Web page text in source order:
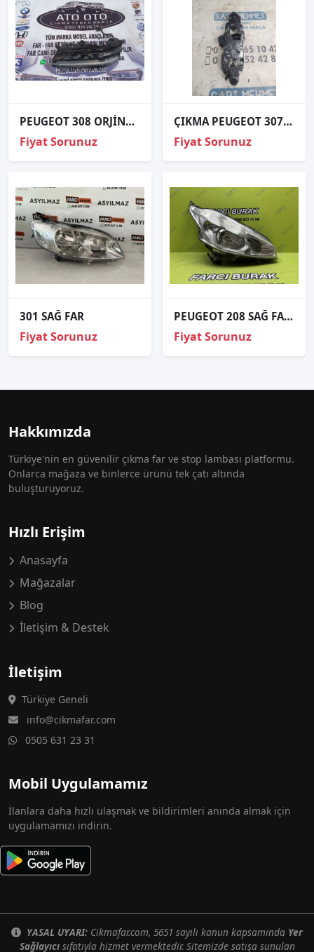
PEUGEOT 308 ORJİNAL ÇIKMA SAĞ GÜNDÜZ LEDİ
Fiyat Sorunuz
ÇIKMA PEUGEOT 307 SOL ARKA STOP DUYU
Fiyat Sorunuz
301 SAĞ FAR
Fiyat Sorunuz
PEUGEOT 208 SAĞ FAR ORJİNAL
Fiyat Sorunuz
Hakkımızda
Türkiye'nin en güvenilir çıkma far ve stop lambası platformu.
Onlarca mağaza ve binlerce ürünü tek çatı altında
buluşturuyoruz.
Hızlı Erişim
Anasayfa
Mağazalar
Blog
İletişim & Destek
İletişim
Türkiye Geneli
info@cikmafar.com
0505 631 23 31
Mobil Uygulamamız
İlanlara daha hızlı ulaşmak ve bildirimleri anında almak için
uygulamamızı indirin.
YASAL UYARI: Cikmafar.com, 5651 sayılı kanun kapsamında Yer
Sağlayıcısıfatıyla hizmet vermektedir. Sitemizde satışa sunulan